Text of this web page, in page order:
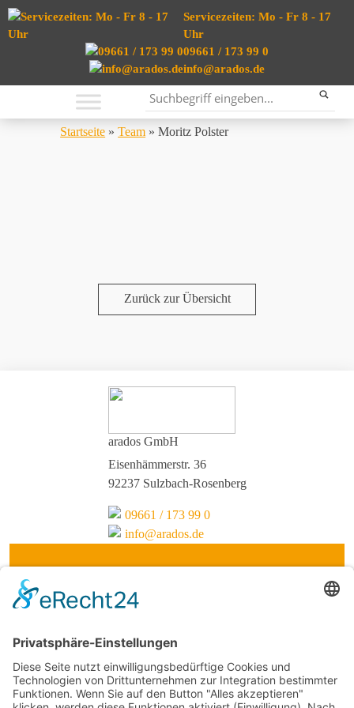
Servicezeiten: Mo - Fr 8 - 17
Uhr
09661 / 173 99 0
info@arados.de
Startseite »Team »Moritz Polster
Zurück zur Übersicht
arados GmbH
Eisenhämmerstr. 36
92237 Sulzbach-Rosenberg
09661 / 173 99 0
info@arados.de
Support-Hotline
09661 / 173 99 90
08:00 - 17:00 Uhr